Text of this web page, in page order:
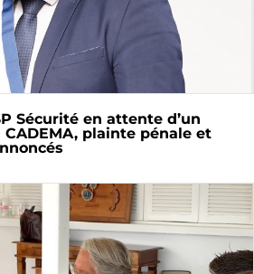
Sécurité en attente d’un
plainte pénale et